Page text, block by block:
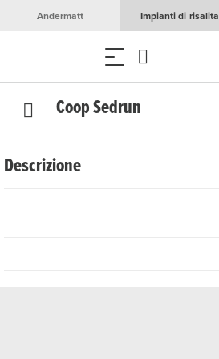
Andermatt Impianti di risalita
Coop Sedrun
Descrizione